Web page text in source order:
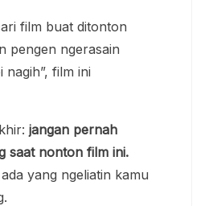
film buat ditonton
pengen ngerasain
nagih”, film ini
jangan pernah
saat nonton film ini.
yang ngeliatin kamu